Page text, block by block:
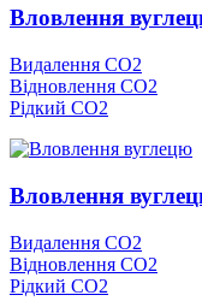
Вловлення
Видалення CO2
Відновлення CO2
Рідкий CO2
Вловлення
Видалення CO2
Відновлення CO2
Рідкий CO2